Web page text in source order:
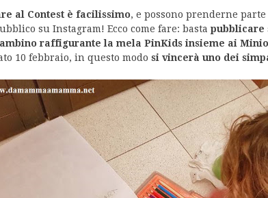
al Contest è facilissimo, e possono prenderne
su Instagram! Ecco come fare: basta pubblicare
raffigurante la mela PinKids insieme ai
10 febbraio, in questo modo si vincerà uno dei